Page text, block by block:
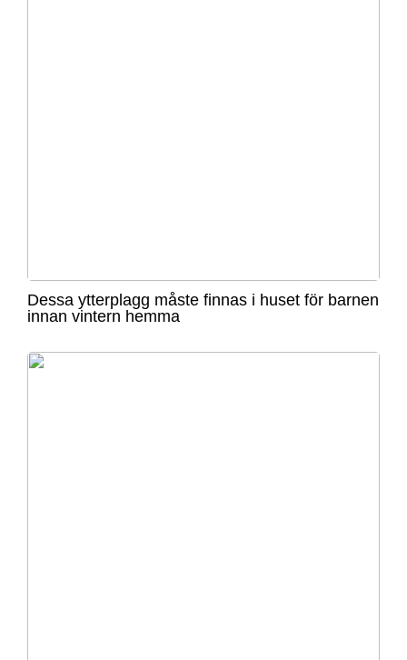
Dessa ytterplagg måste finnas i huset för barnen
innan vintern hemma